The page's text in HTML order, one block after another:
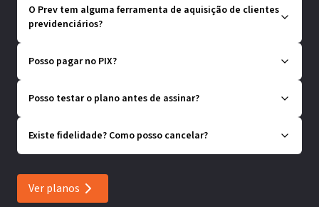
O Prev tem alguma ferramenta de aquisição de clientes
previdenciários?
Posso pagar no PIX?
Posso testar o plano antes de assinar?
Existe fidelidade? Como posso cancelar?
Ver planos